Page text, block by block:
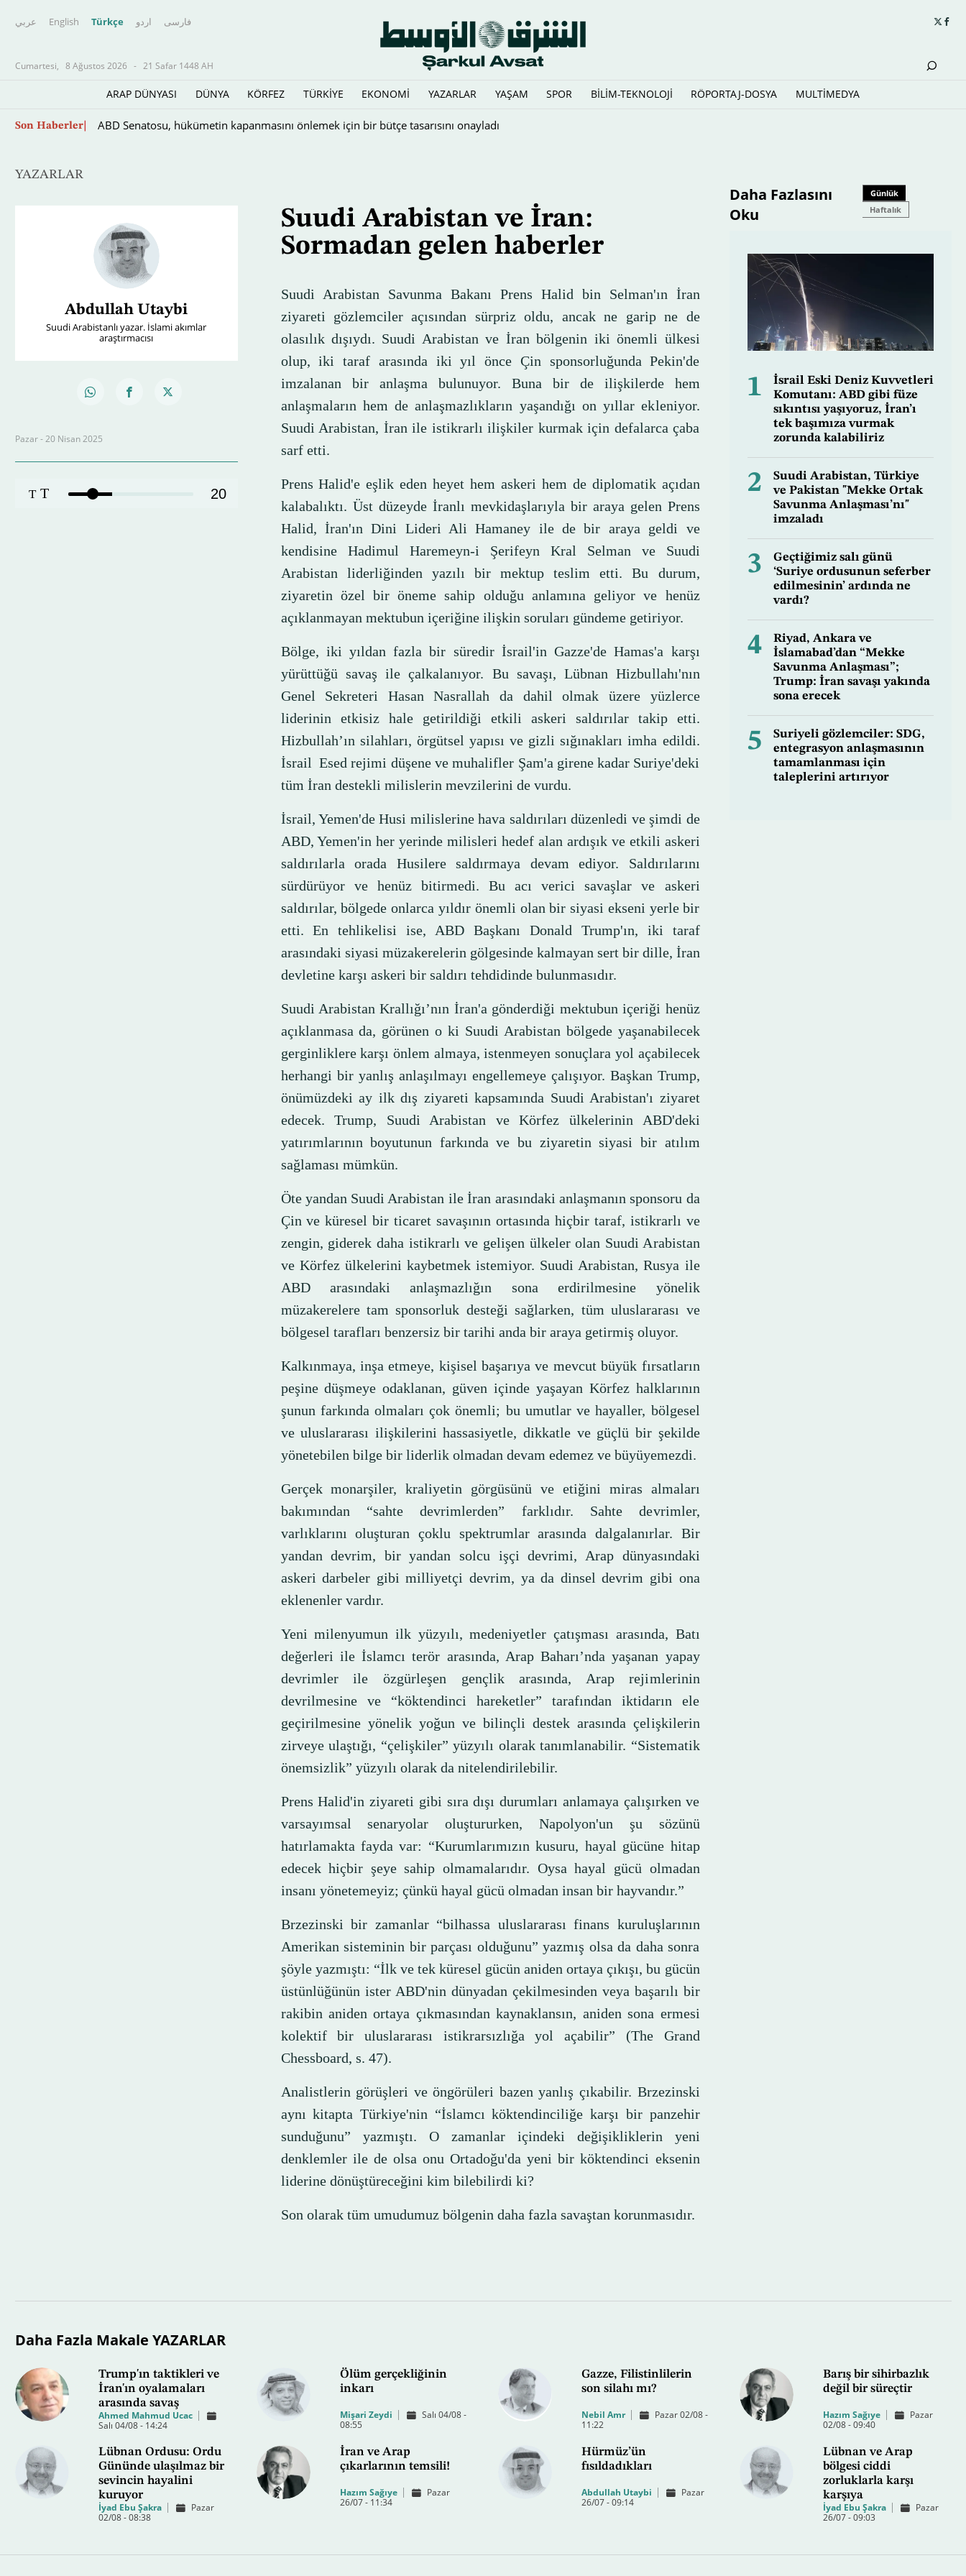
عربي English Türkçe اردو فارسى
Cumartesi, 8 Ağustos 2026 - 21 Safar 1448 AH
ARAP DÜNYASI DÜNYA KÖRFEZ TÜRKİYE EKONOMİ YAZARLAR YAŞAM SPOR BİLİM-TEKNOLOJİ RÖPORTAJ-DOSYA MULTİMEDYA
Son Haberler
YAZARLAR
Abdullah Utaybi
Suudi Arabistanlı yazar. İslami akımlar
araştırmacısı
Pazar - 20 Nisan 2025
T T 20
Suudi Arabistan ve İran:
Sormadan gelen haberler
Suudi Arabistan Savunma Bakanı Prens Halid bin Selman'ın İran
ziyareti gözlemciler açısından sürpriz oldu, ancak ne garip ne de
olasılık dışıydı. Suudi Arabistan ve İran bölgenin iki önemli ülkesi
olup, iki taraf arasında iki yıl önce Çin sponsorluğunda Pekin'de
imzalanan bir anlaşma bulunuyor. Buna bir de ilişkilerde hem
anlaşmaların hem de anlaşmazlıkların yaşandığı on yıllar ekleniyor.
Suudi Arabistan, İran ile istikrarlı ilişkiler kurmak için defalarca çaba
sarf etti.
Prens Halid'e eşlik eden heyet hem askeri hem de diplomatik açıdan
kalabalıktı. Üst düzeyde İranlı mevkidaşlarıyla bir araya gelen Prens
Halid, İran'ın Dini Lideri Ali Hamaney ile de bir araya geldi ve
kendisine Hadimul Haremeyn-i Şerifeyn Kral Selman ve Suudi
Arabistan liderliğinden yazılı bir mektup teslim etti. Bu durum,
ziyaretin özel bir öneme sahip olduğu anlamına geliyor ve henüz
açıklanmayan mektubun içeriğine ilişkin soruları gündeme getiriyor.
Bölge, iki yıldan fazla bir süredir İsrail'in Gazze'de Hamas'a karşı
yürüttüğü savaş ile çalkalanıyor. Bu savaşı, Lübnan Hizbullahı'nın
Genel Sekreteri Hasan Nasrallah da dahil olmak üzere yüzlerce
liderinin etkisiz hale getirildiği etkili askeri saldırılar takip etti.
Hizbullah’ın silahları, örgütsel yapısı ve gizli sığınakları imha edildi.
İsrail Esed rejimi düşene ve muhalifler Şam'a girene kadar Suriye'deki
tüm İran destekli milislerin mevzilerini de vurdu.
İsrail, Yemen'de Husi milislerine hava saldırıları düzenledi ve şimdi de
ABD, Yemen'in her yerinde milisleri hedef alan ardışık ve etkili askeri
saldırılarla orada Husilere saldırmaya devam ediyor. Saldırılarını
sürdürüyor ve henüz bitirmedi. Bu acı verici savaşlar ve askeri
saldırılar, bölgede onlarca yıldır önemli olan bir siyasi ekseni yerle bir
etti. En tehlikelisi ise, ABD Başkanı Donald Trump'ın, iki taraf
arasındaki siyasi müzakerelerin gölgesinde kalmayan sert bir dille, İran
devletine karşı askeri bir saldırı tehdidinde bulunmasıdır.
Suudi Arabistan Krallığı’nın İran'a gönderdiği mektubun içeriği henüz
açıklanmasa da, görünen o ki Suudi Arabistan bölgede yaşanabilecek
gerginliklere karşı önlem almaya, istenmeyen sonuçlara yol açabilecek
herhangi bir yanlış anlaşılmayı engellemeye çalışıyor. Başkan Trump,
önümüzdeki ay ilk dış ziyareti kapsamında Suudi Arabistan'ı ziyaret
edecek. Trump, Suudi Arabistan ve Körfez ülkelerinin ABD'deki
yatırımlarının boyutunun farkında ve bu ziyaretin siyasi bir atılım
sağlaması mümkün.
Öte yandan Suudi Arabistan ile İran arasındaki anlaşmanın sponsoru da
Çin ve küresel bir ticaret savaşının ortasında hiçbir taraf, istikrarlı ve
zengin, giderek daha istikrarlı ve gelişen ülkeler olan Suudi Arabistan
ve Körfez ülkelerini kaybetmek istemiyor. Suudi Arabistan, Rusya ile
ABD arasındaki anlaşmazlığın sona erdirilmesine yönelik
müzakerelere tam sponsorluk desteği sağlarken, tüm uluslararası ve
bölgesel tarafları benzersiz bir tarihi anda bir araya getirmiş oluyor.
Kalkınmaya, inşa etmeye, kişisel başarıya ve mevcut büyük fırsatların
peşine düşmeye odaklanan, güven içinde yaşayan Körfez halklarının
şunun farkında olmaları çok önemli; bu umutlar ve hayaller, bölgesel
ve uluslararası ilişkilerini hassasiyetle, dikkatle ve güçlü bir şekilde
yönetebilen bilge bir liderlik olmadan devam edemez ve büyüyemezdi.
Gerçek monarşiler, kraliyetin görgüsünü ve etiğini miras almaları
bakımından “sahte devrimlerden” farklıdır. Sahte devrimler,
varlıklarını oluşturan çoklu spektrumlar arasında dalgalanırlar. Bir
yandan devrim, bir yandan solcu işçi devrimi, Arap dünyasındaki
askeri darbeler gibi milliyetçi devrim, ya da dinsel devrim gibi ona
eklenenler vardır.
Yeni milenyumun ilk yüzyılı, medeniyetler çatışması arasında, Batı
değerleri ile İslamcı terör arasında, Arap Baharı’nda yaşanan yapay
devrimler ile özgürleşen gençlik arasında, Arap rejimlerinin
devrilmesine ve “köktendinci hareketler” tarafından iktidarın ele
geçirilmesine yönelik yoğun ve bilinçli destek arasında çelişkilerin
zirveye ulaştığı, “çelişkiler” yüzyılı olarak tanımlanabilir. “Sistematik
önemsizlik” yüzyılı olarak da nitelendirilebilir.
Prens Halid'in ziyareti gibi sıra dışı durumları anlamaya çalışırken ve
varsayımsal senaryolar oluştururken, Napolyon'un şu sözünü
hatırlamakta fayda var: “Kurumlarımızın kusuru, hayal gücüne hitap
edecek hiçbir şeye sahip olmamalarıdır. Oysa hayal gücü olmadan
insanı yönetemeyiz; çünkü hayal gücü olmadan insan bir hayvandır.”
Brzezinski bir zamanlar “bilhassa uluslararası finans kuruluşlarının
Amerikan sisteminin bir parçası olduğunu” yazmış olsa da daha sonra
şöyle yazmıştı: “İlk ve tek küresel gücün aniden ortaya çıkışı, bu gücün
üstünlüğünün ister ABD'nin dünyadan çekilmesinden veya başarılı bir
rakibin aniden ortaya çıkmasından kaynaklansın, aniden sona ermesi
kolektif bir uluslararası istikrarsızlığa yol açabilir” (The Grand
Chessboard, s. 47).
Analistlerin görüşleri ve öngörüleri bazen yanlış çıkabilir. Brzezinski
aynı kitapta Türkiye'nin “İslamcı köktendinciliğe karşı bir panzehir
sunduğunu” yazmıştı. O zamanlar içindeki değişikliklerin yeni
denklemler ile de olsa onu Ortadoğu'da yeni bir köktendinci eksenin
liderine dönüştüreceğini kim bilebilirdi ki?
Son olarak tüm umudumuz bölgenin daha fazla savaştan korunmasıdır.
Daha Fazlasını
Oku
Günlük
Haftalık
1
İsrail Eski Deniz Kuvvetleri
Komutanı: ABD gibi füze
sıkıntısı yaşıyoruz, İran’ı
tek başımıza vurmak
zorunda kalabiliriz
2
Suudi Arabistan, Türkiye
ve Pakistan "Mekke Ortak
Savunma Anlaşması’nı"
imzaladı
3
Geçtiğimiz salı günü
‘Suriye ordusunun seferber
edilmesinin’ ardında ne
vardı?
4
Riyad, Ankara ve
İslamabad’dan “Mekke
Savunma Anlaşması”;
Trump: İran savaşı yakında
sona erecek
5
Suriyeli gözlemciler: SDG,
entegrasyon anlaşmasının
tamamlanması için
taleplerini artırıyor
Daha Fazla Makale YAZARLAR
Trump'ın taktikleri ve
İran'ın oyalamaları
arasında savaş
Ahmed Mahmud Ucac
Salı 04/08 - 14:24
Ölüm gerçekliğinin
inkarı
Mişari Zeydi
Salı 04/08 -
08:55
Gazze, Filistinlilerin
son silahı mı?
Nebil Amr
Pazar 02/08 -
11:22
Barış bir sihirbazlık
değil bir süreçtir
Hazım Sağıye
Pazar
02/08 - 09:40
Lübnan Ordusu: Ordu
Gününde ulaşılmaz bir
sevincin hayalini
kuruyor
İyad Ebu Şakra
Pazar
02/08 - 08:38
İran ve Arap
çıkarlarının temsili!
Hazım Sağıye
Pazar
26/07 - 11:34
Hürmüz’ün
fısıldadıkları
Abdullah Utaybi
Pazar
26/07 - 09:14
Lübnan ve Arap
bölgesi ciddi
zorluklarla karşı
karşıya
İyad Ebu Şakra
Pazar
26/07 - 09:03